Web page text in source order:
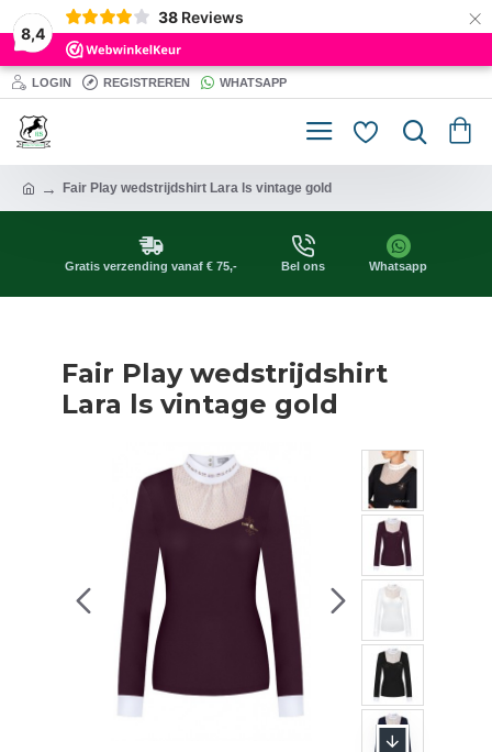
8,4
38 Reviews ×
LOGIN REGISTREREN WHATSAPP
Fair Play wedstrijdshirt Lara ls vintage gold
Gratis verzending vanaf € 75,- Bel ons Whatsapp
Fair Play wedstrijdshirt
Lara ls vintage gold